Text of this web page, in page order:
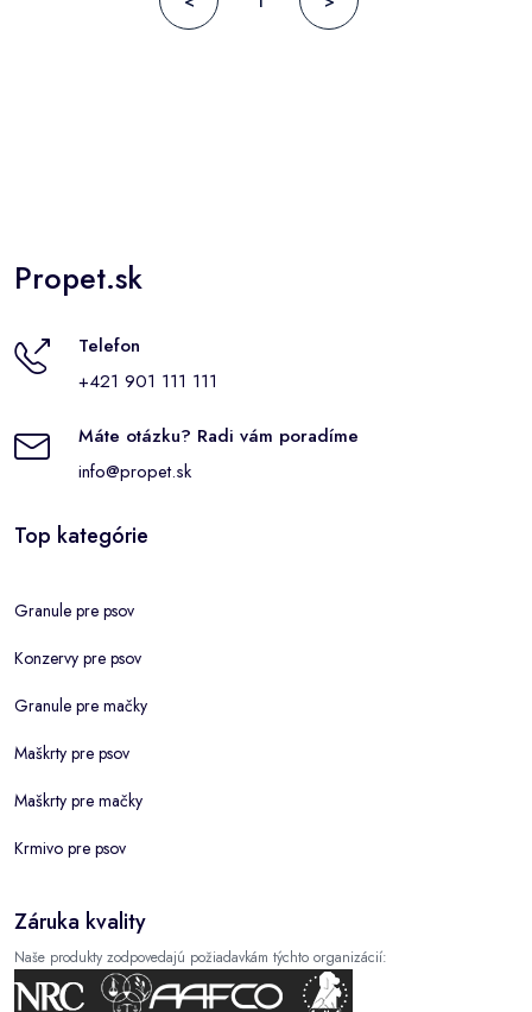
Propet.sk
Telefon
+421 901 111 111
Máte otázku? Radi vám poradíme
info@propet.sk
Top kategórie
Granule pre psov
Konzervy pre psov
Granule pre mačky
Maškrty pre psov
Maškrty pre mačky
Krmivo pre psov
Záruka kvality
Naše produkty zodpovedajú požiadavkám týchto organizácií: